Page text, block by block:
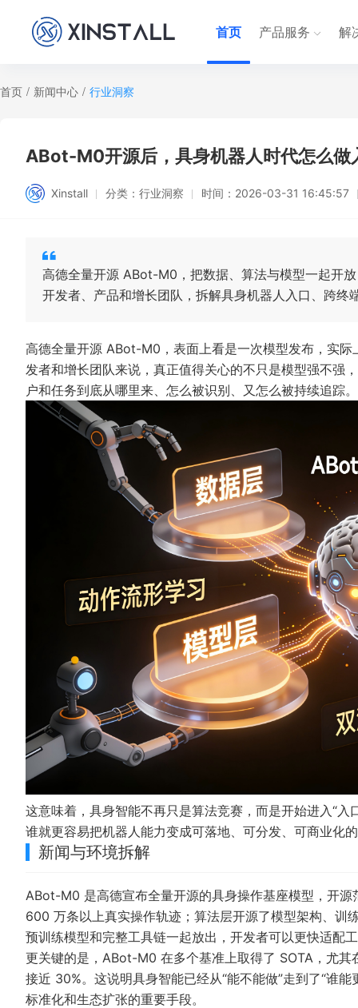
首页 产品服务 解
首页 / 新闻中心 / 行业洞察
ABot-M0开源后，具身机器人时代怎么做
Xinstall 分类： 行业洞察 时间： 2026-03-31 16:45:57
高德全量开源 ABot-M0，把数据、算法与模型一起开
开发者、产品和增长团队，拆解具身机器人入口、跨终
高德全量开源 ABot-M0，表面上看是一次模型发布，实
发者和增长团队来说，真正值得关心的不只是模型强不强
户和任务到底从哪里来、怎么被识别、又怎么被持续追踪。
这意味着，具身智能不再只是算法竞赛，而是开始进入“
谁就更容易把机器人能力变成可落地、可分发、可商业化
新闻与环境拆解
ABot-M0 是高德宣布全量开源的具身操作基座模型，开
600 万条以上真实操作轨迹；算法层开源了模型架构、训
预训练模型和完整工具链一起放出，开发者可以更快适配
更关键的是，ABot-M0 在多个基准上取得了 SOTA，尤
接近 30%。这说明具身智能已经从“能不能做”走到了“谁
标准化和生态扩张的重要手段。